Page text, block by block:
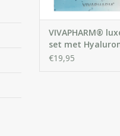
VIVAPHARM®
set met
producten
€19,95